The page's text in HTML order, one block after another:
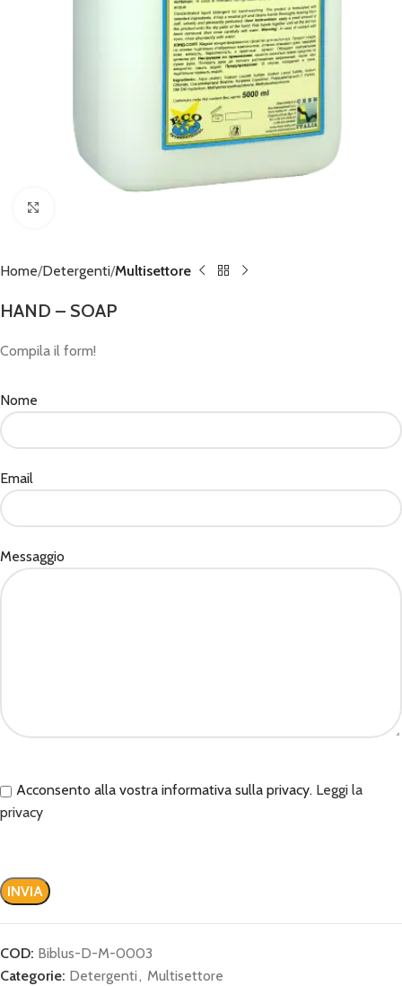
Home Detergenti Multisettore
HAND – SOAP
Compila il form!
Nome
Email
Messaggio
Acconsento alla vostra informativa sulla privacy. Leggi la
privacy
COD: Biblus-D-M-0003
Categorie: Detergenti, Multisettore